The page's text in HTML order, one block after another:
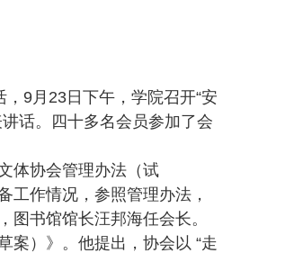
9月23日下午，学院召开“安
话。四十多名会员参加了会
体协会管理办法（试
工作情况，参照管理办法，
书馆馆长汪邦海任会长。
）》。他提出，协会以 “走